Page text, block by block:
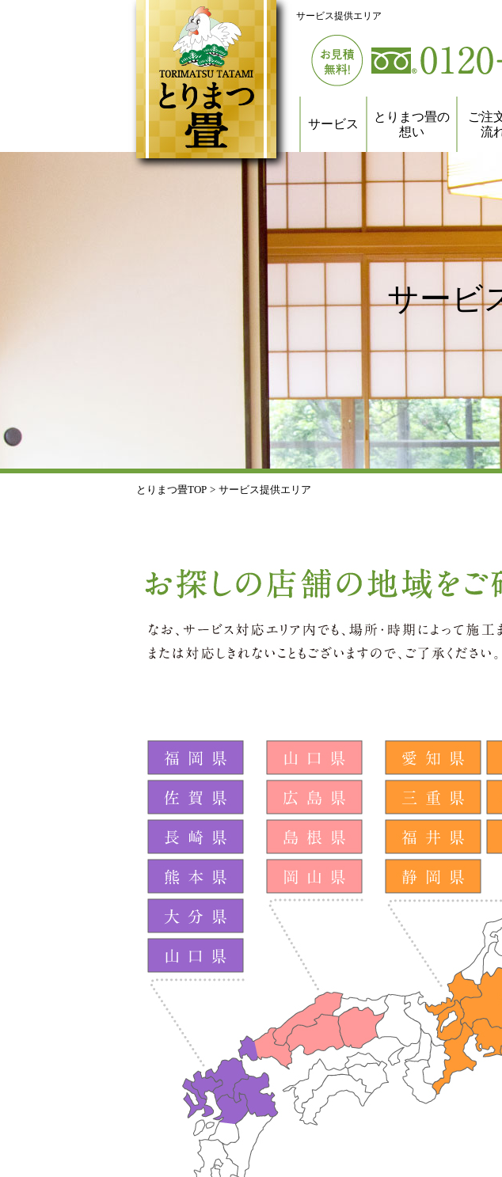
サービス提供エリア
サービス
とりまつ畳の
想い
ご注
流
サービ
とりまつ畳TOP > サービス提供エリア